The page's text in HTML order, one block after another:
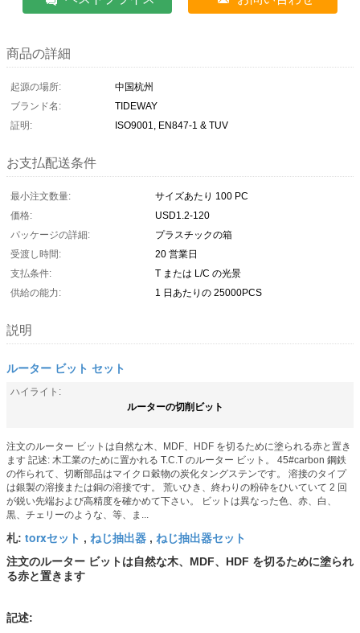
商品の詳細
起源の場所:
中国杭州
ブランド名:
TIDEWAY
証明:
ISO9001, EN847-1 & TUV
お支払配送条件
最小注文数量:
サイズあたり 100 PC
価格:
USD1.2-120
パッケージの詳細:
プラスチックの箱
受渡し時間:
20 営業日
支払条件:
T または L/C の光景
供給の能力:
1 日あたりの 25000PCS
説明
ルーター ビット セット
ハイライト:
ルーターの切削ビット
注文のルーター ビットは自然な木、MDF、HDF を切るために塗られる赤と置き
ます 記述: 木工業のために置かれる T.C.T のルーター ビット。 45#carbon 鋼鉄
の作られて、切断部品はマイクロ穀物の炭化タングステンです。 溶接のタイプ
は銀製の溶接または銅の溶接です。 荒いひき、終わりの粉砕をひいていて 2 回
が鋭い先端および高精度を確かめて下さい。 ビットは異なった色、赤、白、
黒、チェリーのような、等、ま...
札: torxセット , ねじ抽出器 , ねじ抽出器セット
注文のルーター ビットは自然な木、MDF、HDF を切るために塗られ
る赤と置きます
記述: